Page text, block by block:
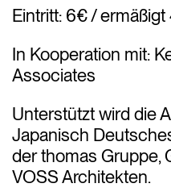
Eintritt: 6€ /
In Kooperation mit:
Associates
Unterstützt wird die
Japanisch
der thomas Gruppe,
VOSS Architekten.